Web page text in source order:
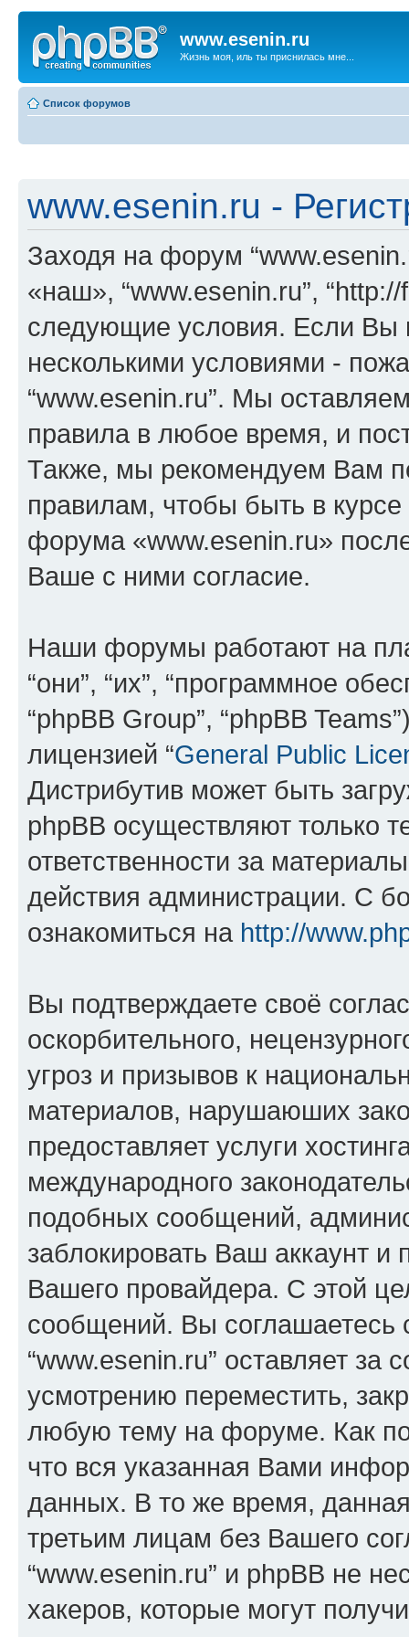
www.esenin.ru
Жизнь моя, иль ты приснилась мне...
Список форумов
www.esenin.ru -
Заходя на форум
«наш», “www.esenin.ru”,
следующие условия. Если Вы
несколькими условиями -
“www.esenin.ru”. Мы
правила в любое время, и
Также, мы рекомендуем Вам
правилам, чтобы быть в
форума «www.esenin.ru»
Ваше с ними согласие.
Наши форумы работают на
“они”, “их”, “программное
“phpBB Group”, “phpBB
лицензией “General Public
Дистрибутив может быть
phpBB осуществляют только
ответственности за
действия администрации. С
ознакомиться на http://
Вы подтверждаете своё
оскорбительного,
угроз и призывов к
материалов, нарушаюших
предоставляет услуги
международного
подобных сообщений,
заблокировать Ваш аккаунт и
Вашего провайдера. С этой
сообщений. Вы соглашаетесь
“www.esenin.ru” оставляет
усмотрению переместить,
любую тему на форуме. Как
что вся указанная Вами
данных. В то же время,
третьим лицам без Вашего
“www.esenin.ru” и phpBB не
хакеров, которые могут